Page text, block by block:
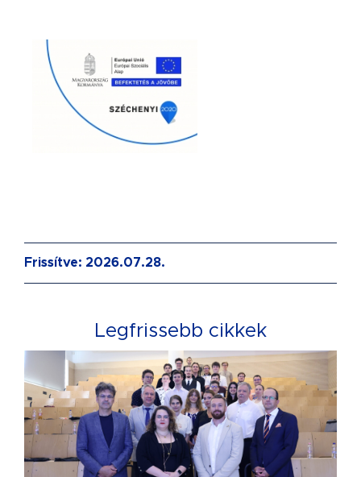
Frissítve: 2026.07.28.
Legfrissebb cikkek